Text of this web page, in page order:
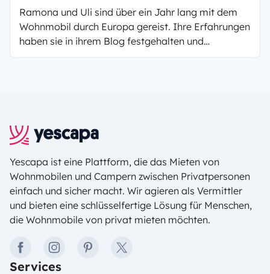
Ramona und Uli sind über ein Jahr lang mit dem
Wohnmobil durch Europa gereist. Ihre Erfahrungen
haben sie in ihrem Blog festgehalten und
unterwegs haben sie ein Buch geschrieben:
Aktuell schreiben sie an ihrem nächsten Buch, der
»WoMo-Fibel«. Wir haben den beiden
Globetrottern 10 Fragen gestellt.
Yescapa ist eine Plattform, die das Mieten von
Wohnmobilen und Campern zwischen Privatpersonen
einfach und sicher macht. Wir agieren als Vermittler
und bieten eine schlüsselfertige Lösung für Menschen,
die Wohnmobile von privat mieten möchten.
facebookinstagrampinteresttwitter
Services